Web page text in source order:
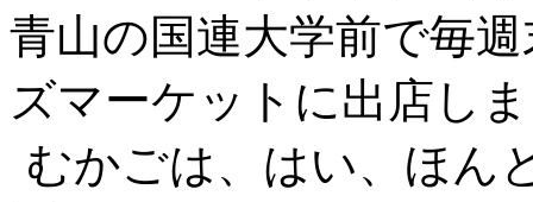
青山の国連大学前で毎
ズマーケットに出店し
むかごは、はい、ほん